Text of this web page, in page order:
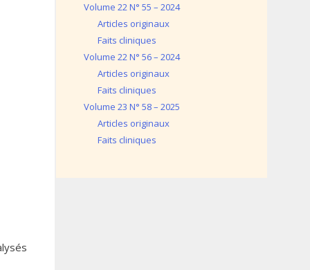
Volume 22 N° 55 – 2024
Articles originaux
Faits cliniques
Volume 22 N° 56 – 2024
Articles originaux
Faits cliniques
Volume 23 N° 58 – 2025
Articles originaux
Faits cliniques